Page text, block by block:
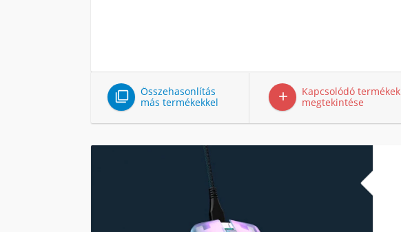

Összehasonlítás
más termékekkel

Kapcsolódó termékek
megtekintése